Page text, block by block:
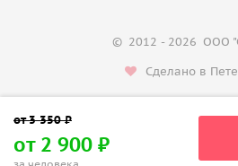
от 2 900 ₽
© 2012 - 2026 ООО
Сделано в